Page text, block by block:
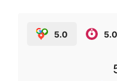
5.0 5.0